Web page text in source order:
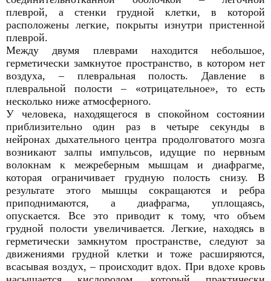
плеврой, а стенки грудной клетки, в которой
расположены легкие, покрыты изнутри пристенной
плеврой.
Между двумя плеврами находится небольшое,
герметически замкнутое пространство, в котором нет
воздуха, – плевральная полость. Давление в
плевральной полости – «отрицательное», то есть
несколько ниже атмосферного.
У человека, находящегося в спокойном состоянии
приблизительно один раз в четыре секунды в
нейронах дыхательного центра продолговатого мозга
возникают залпы импульсов, идущие по нервным
волокнам к межреберным мышцам и диафрагме,
которая ограничивает грудную полость снизу. В
результате этого мышцы сокращаются и ребра
приподнимаются, а диафрагма, уплощаясь,
опускается. Все это приводит к тому, что объем
грудной полости увеличивается. Легкие, находясь в
герметически замкнутом пространстве, следуют за
движениями грудной клетки и тоже расширяются,
всасывая воздух, – происходит вдох. При вдохе кровь